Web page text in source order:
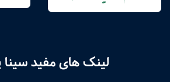
لینک های مفید